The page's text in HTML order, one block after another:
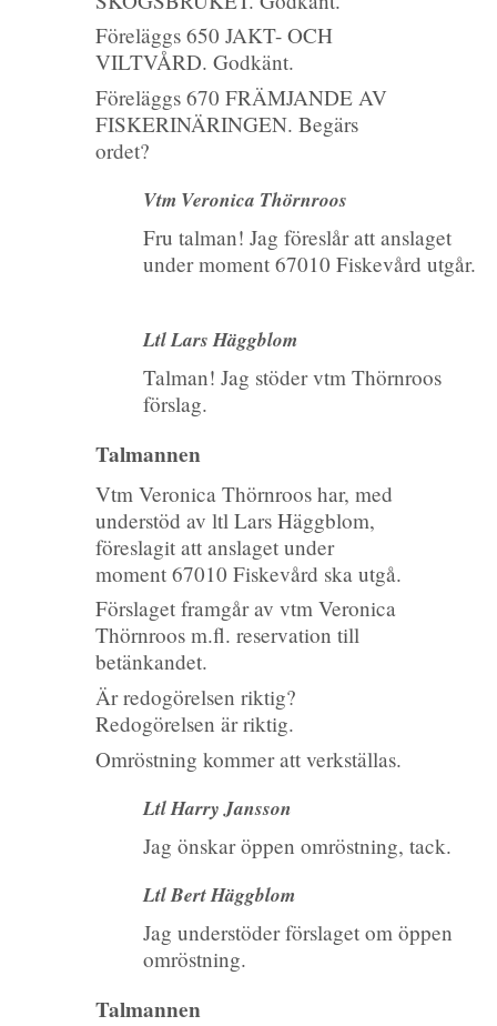
Föreläggs 650 JAKT- OCH
VILTVÅRD. Godkänt.
Föreläggs 670 FRÄMJANDE AV
FISKERINÄRINGEN. Begärs
ordet?
Vtm Veronica Thörnroos
Fru talman! Jag föreslår att anslaget
under moment 67010 Fiskevård utgår.
Ltl Lars Häggblom
Talman! Jag stöder vtm Thörnroos
förslag.
Talmannen
Vtm Veronica Thörnroos har, med
understöd av ltl Lars Häggblom,
föreslagit att anslaget under
moment 67010 Fiskevård ska utgå.
Förslaget framgår av vtm Veronica
Thörnroos m.fl. reservation till
betänkandet.
Är redogörelsen riktig?
Redogörelsen är riktig.
Omröstning kommer att verkställas.
Ltl Harry Jansson
Jag önskar öppen omröstning, tack.
Ltl Bert Häggblom
Jag understöder förslaget om öppen
omröstning.
Talmannen